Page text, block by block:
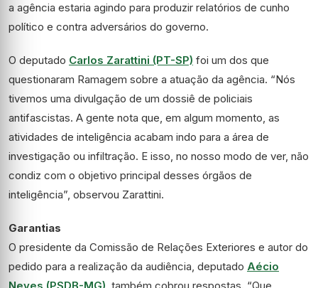
a agência estaria agindo para produzir relatórios de cunho
político e contra adversários do governo.
O deputado Carlos Zarattini (PT-SP) foi um dos que
questionaram Ramagem sobre a atuação da agência. “Nós
tivemos uma divulgação de um dossiê de policiais
antifascistas. A gente nota que, em algum momento, as
atividades de inteligência acabam indo para a área de
investigação ou infiltração. E isso, no nosso modo de ver, não
condiz com o objetivo principal desses órgãos de
inteligência”, observou Zarattini.
Garantias
O presidente da Comissão de Relações Exteriores e autor do
pedido para a realização da audiência, deputado Aécio